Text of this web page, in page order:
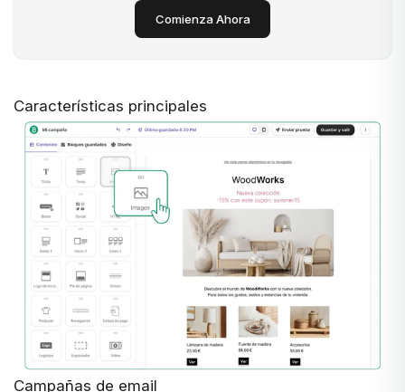
Comienza Ahora
Características principales
Campañas de email